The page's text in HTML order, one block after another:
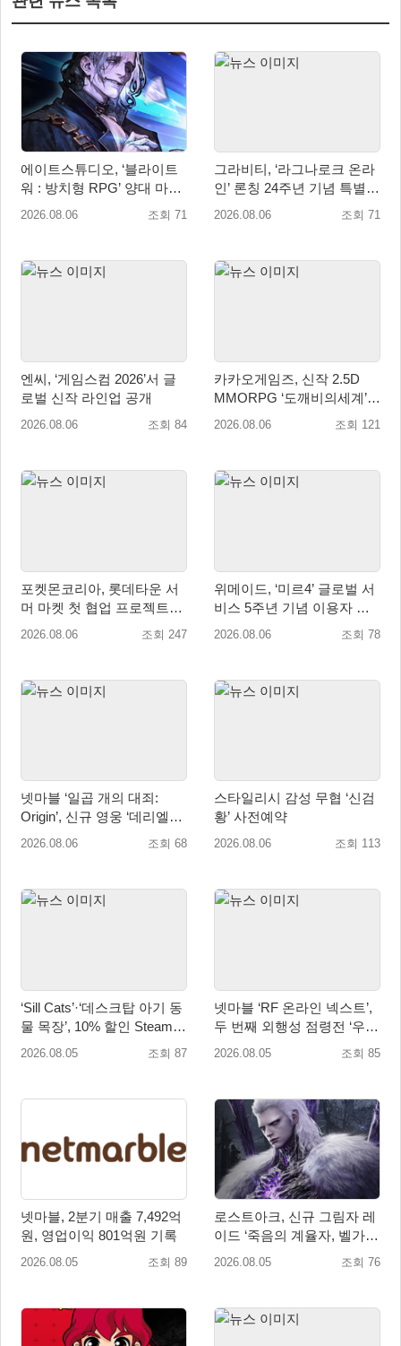
에이트스튜디오, ‘블라이트
워 : 방치형 RPG’ 양대 마켓
인기 순위 1위 달성
2026.08.06 조회 71
그라비티, ‘라그나로크 온라
인’ 론칭 24주년 기념 특별
감사 축제 실시!
2026.08.06 조회 71
엔씨, ‘게임스컴 2026’서 글
로벌 신작 라인업 공개
2026.08.06 조회 84
카카오게임즈, 신작 2.5D
MMORPG ‘도깨비의세계’
천만 배우 박지훈 광고 모델
2026.08.06 조회 121
포켓몬코리아, 롯데타운 서
머 마켓 첫 협업 프로젝트
‘포켓몬 별빛낙원’ 개최
2026.08.06 조회 247
위메이드, ‘미르4’ 글로벌 서
비스 5주년 기념 이용자 헌
정 영상 공개
2026.08.06 조회 78
넷마블 ‘일곱 개의 대죄:
Origin’, 신규 영웅 ‘데리엘리’
업데이트 실시
2026.08.06 조회 68
스타일리시 감성 무협 ‘신검
황’ 사전예약
2026.08.06 조회 113
‘Sill Cats’·‘데스크탑 아기 동
물 목장’, 10% 할인 Steam
번들 판매
2026.08.05 조회 87
넷마블 ‘RF 온라인 넥스트’,
두 번째 외행성 점령전 ‘우샤
스 워존’ 등 업데이트 실시
2026.08.05 조회 85
넷마블, 2분기 매출 7,492억
원, 영업이익 801억원 기록
2026.08.05 조회 89
로스트아크, 신규 그림자 레
이드 ‘죽음의 계율자, 벨가르
딘’ 업데이트
2026.08.05 조회 76